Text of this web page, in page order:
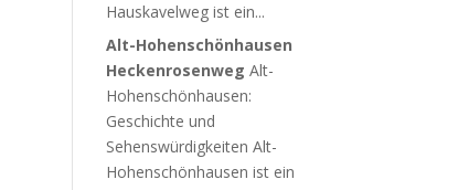
Hauskavelweg ist ein...
Alt-Hohenschönhausen
Heckenrosenweg Alt-
Hohenschönhausen:
Geschichte und
Sehenswürdigkeiten Alt-
Hohenschönhausen ist ein